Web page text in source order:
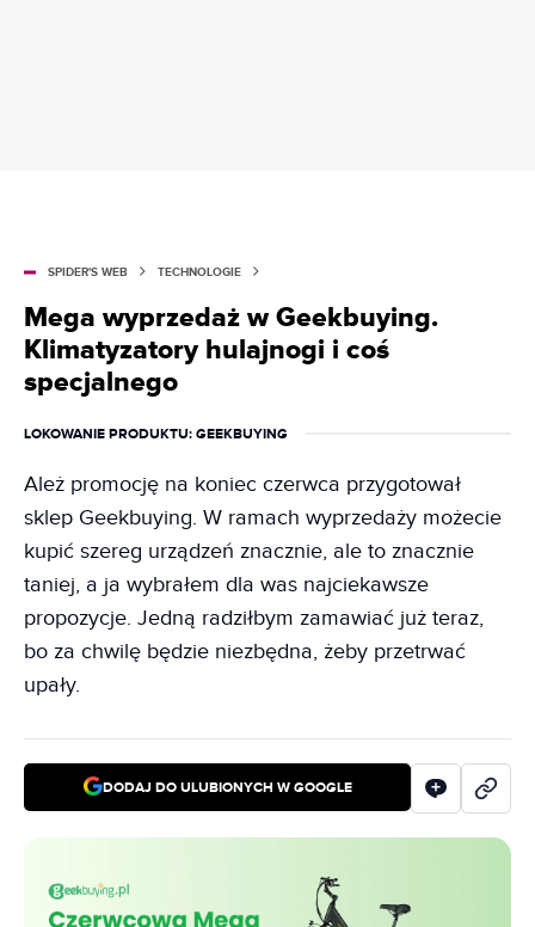
SPIDER'S WEB TECHNOLOGIE
Mega wyprzedaż w Geekbuying.
Klimatyzatory hulajnogi i coś
specjalnego
LOKOWANIE PRODUKTU: GEEKBUYING
Ależ promocję na koniec czerwca przygotował
sklep Geekbuying. W ramach wyprzedaży możecie
kupić szereg urządzeń znacznie, ale to znacznie
taniej, a ja wybrałem dla was najciekawsze
propozycje. Jedną radziłbym zamawiać już teraz,
bo za chwilę będzie niezbędna, żeby przetrwać
upały.
DODAJ DO ULUBIONYCH W GOOGLE